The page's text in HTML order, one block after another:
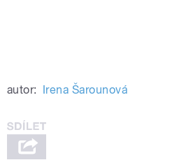
autor: Irena Šarounová